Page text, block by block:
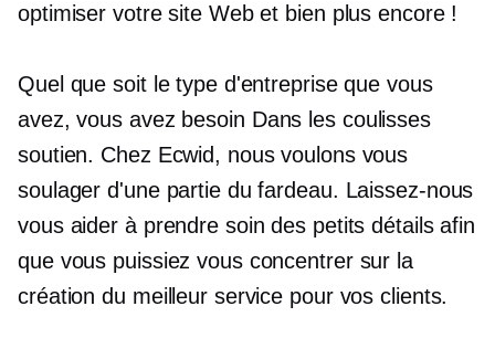
optimiser votre site Web et bien plus encore !
Quel que soit le type d'entreprise que vous
avez, vous avez besoin Dans les coulisses
soutien. Chez Ecwid, nous voulons vous
soulager d'une partie du fardeau. Laissez-nous
vous aider à prendre soin des petits détails afin
que vous puissiez vous concentrer sur la
création du meilleur service pour vos clients.